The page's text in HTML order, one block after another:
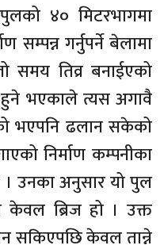
४० मिटरभागमा
सम्पन्न गर्नुपर्ने बेलामा
समय तिव्र बनाईएको
हुने भएकाले त्यस अगावै
भएपनि ढलान सकेको
निर्माण कम्पनीका
। उनका अनुसार यो पुल
केवल ब्रिज हो । उक्त
सकिएपछि केवल तान्ने